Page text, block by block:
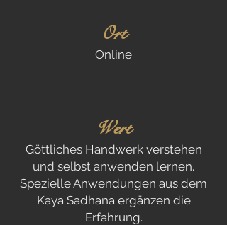
Ort
Online
Wert
Göttliches Handwerk verstehen
und selbst anwenden lernen.
Spezielle Anwendungen aus dem
Kaya Sadhana ergänzen die
Erfahrung.